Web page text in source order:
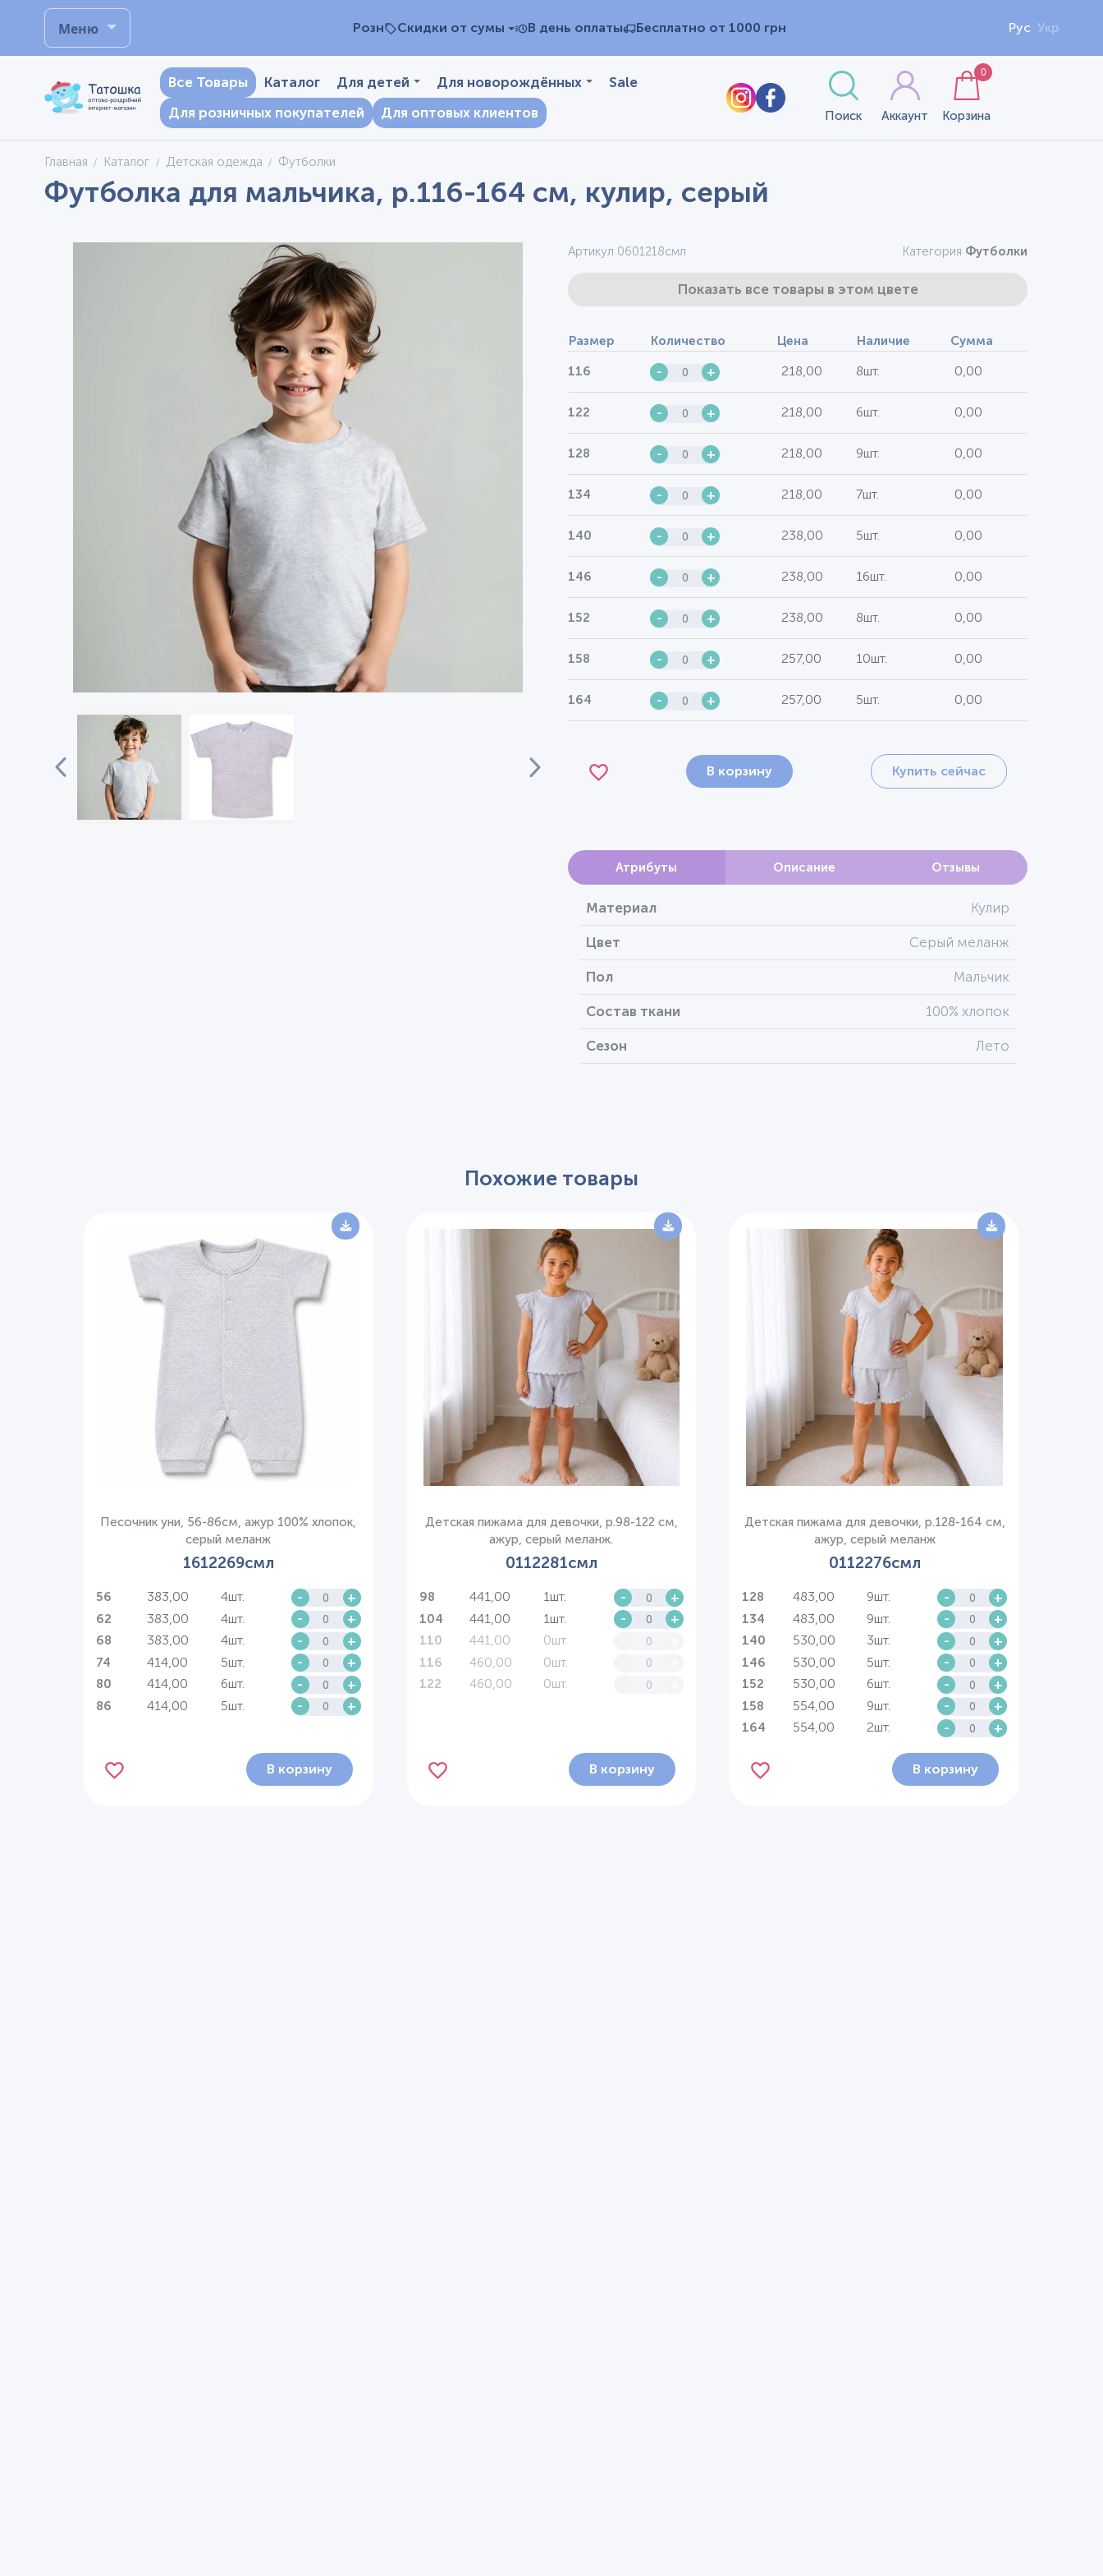
Меню Розн Скидки от сумы В день оплаты Бесплатно от 1000 грн Рус Укр
Все Товары Каталог Для детей Для новорождённых
Sale
Для розничных покупателей
Для оптовых клиентов Поиск Аккаунт Корзина
0
Главная Каталог Детская одежда Футболки
Футболка для мальчика, р.116-164 см, кулир, серый
Артикул 0601218смл Категория Футболки
Показать все товары в этом цвете
Размер Количество Цена Наличие Сумма
116 - + 218,00 8шт. 0,00
122 - + 218,00 6шт. 0,00
128 - + 218,00 9шт. 0,00
134 - + 218,00 7шт. 0,00
140 - + 238,00 5шт. 0,00
146 - + 238,00 16шт. 0,00
152 - + 238,00 8шт. 0,00
158 - + 257,00 10шт. 0,00
164 - + 257,00 5шт. 0,00
В корзину Купить сейчас
Атрибуты Описание Отзывы
Материал Кулир
Цвет Серый меланж
Пол Мальчик
Состав ткани 100% хлопок
Сезон Лето
Похожие товары
Песочник уни, 56-86см, ажур 100% хлопок,
серый меланж
1612269смл
56 383,00 4шт. - +
62 383,00 4шт. - +
68 383,00 4шт. - +
74 414,00 5шт. - +
80 414,00 6шт. - +
86 414,00 5шт. - +
В корзину
Детская пижама для девочки, р.98-122 см,
ажур, серый меланж.
0112281смл
98 441,00 1шт. - +
104 441,00 1шт. - +
110 441,00 0шт.
116 460,00 0шт.
122 460,00 0шт.
В корзину
Детская пижама для девочки, р.128-164 см,
ажур, серый меланж
0112276смл
128 483,00 9шт. - +
134 483,00 9шт. - +
140 530,00 3шт. - +
146 530,00 5шт. - +
152 530,00 6шт. - +
158 554,00 9шт. - +
164 554,00 2шт. - +
В корзину